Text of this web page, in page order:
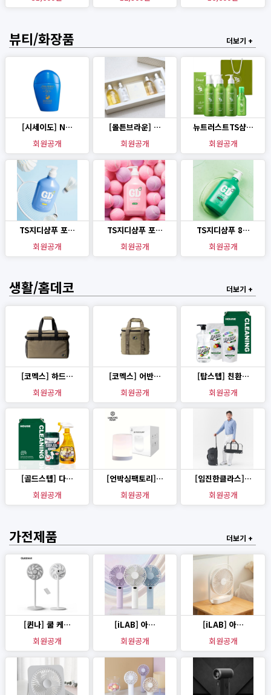
뷰티/화장품 더보기 +
[시세이도] N…
회원공개
[몰튼브라운] …
회원공개
뉴트러스트TS샴…
회원공개
TS지디샴푸 포…
회원공개
TS지디샴푸 포…
회원공개
TS지디샴푸 8…
회원공개
생활/홈데코 더보기 +
[코멕스] 하드…
회원공개
[코멕스] 어반…
회원공개
[탑스텝] 친환…
회원공개
[골드스텝] 다…
회원공개
[언박싱팩토리]…
회원공개
[임진한클라스]…
회원공개
가전제품 더보기 +
[퀸나] 쿨 케…
회원공개
[iLAB] 아…
회원공개
[iLAB] 아…
회원공개